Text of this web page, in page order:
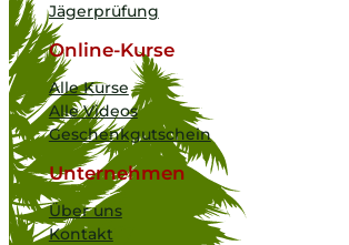
Jägerprüfung
Online-Kurse
Alle Kurse
Alle Videos
Geschenkgutschein
Unternehmen
Über uns
Kontakt